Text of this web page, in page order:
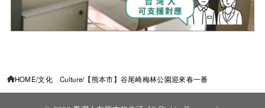
HOME 文化 Culture 【熊本市】谷尾崎梅林公園迎來春一番